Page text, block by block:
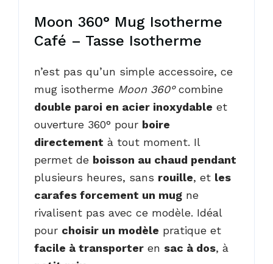
Moon 360° Mug Isotherme
Café – Tasse Isotherme
n’est pas qu’un simple accessoire, ce
mug isotherme Moon 360°combine
double paroi en acier inoxydable et
ouverture 360° pour boire
directement à tout moment. Il
permet de boisson au chaud pendant
plusieurs heures, sans rouille, et les
carafes forcement un mug ne
rivalisent pas avec ce modèle. Idéal
pour choisir un modèle pratique et
facile à transporter en sac à dos, à